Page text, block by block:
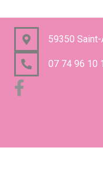
59350
07 74 96 10